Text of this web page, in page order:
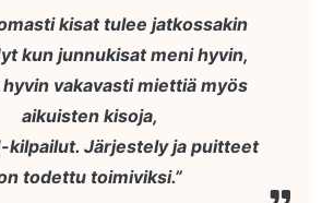
kisat tulee jatkossakin
kun junnukisat meni hyvin,
hyvin vakavasti miettiä myös
aikuisten kisoja,
kilpailut. Järjestely ja puitteet
todettu toimiviksi.”